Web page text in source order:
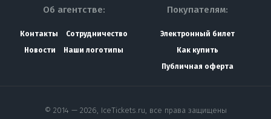
Об агентстве:
Контакты
Сотрудничество
Новости
Наши логотипы
Покупателям:
Электронный билет
Как купить
Публичная оферта
© 2014 — 2026, IceTickets.ru, все права защищены